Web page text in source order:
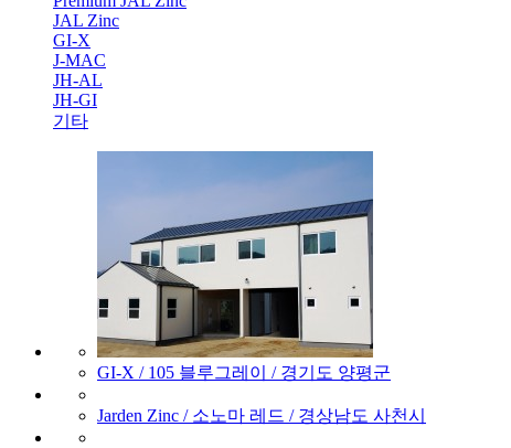
JAL Zinc
GI-X
J-MAC
JH-AL
JH-GI
기타
GI-X / 105 블루그레이 / 경기도 양평군
Jarden Zinc / 소노마 레드 / 경상남도 사천시